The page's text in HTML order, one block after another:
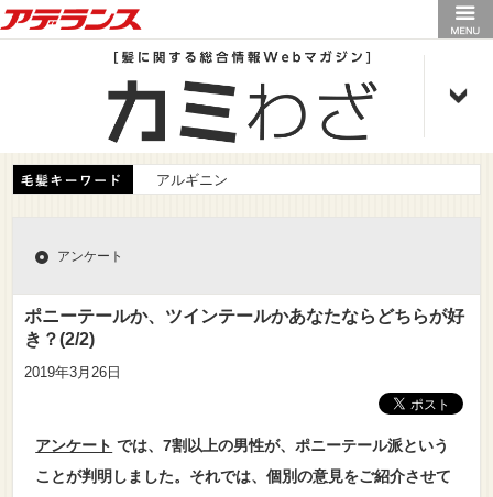
アデランス
アルギニン
アンケート
ポニーテールか、ツインテールかあなたならどちらが好
き？(2/2)
2019年3月26日
アンケート では、7割以上の男性が、ポニーテール派という
ことが判明しました。それでは、個別の意見をご紹介させて